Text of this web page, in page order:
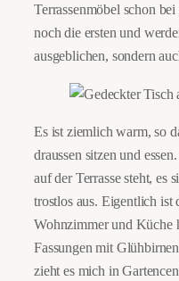
Terrassenmöbel schon
noch die ersten und
ausgeblichen, sondern
Es ist ziemlich warm, so
draussen sitzen und
auf der Terrasse steht, es
trostlos aus. Eigentlich ist
Wohnzimmer und Küche
Fassungen mit
zieht es mich in